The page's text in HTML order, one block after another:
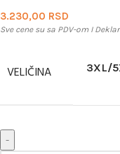
3.230,00 RSD
Sve cene su sa PDV-om I
VELIČINA 3XL/